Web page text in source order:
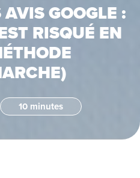
GOOGLE :
RISQUÉ EN
10 minutes